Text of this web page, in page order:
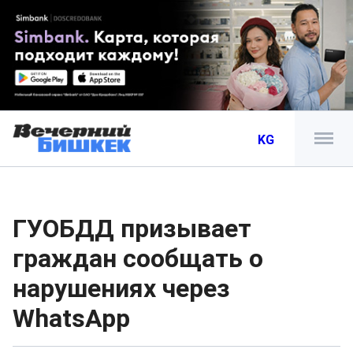
KG
ГУОБДД призывает
граждан сообщать о
нарушениях через
WhatsApp